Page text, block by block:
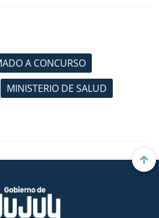
A CONCURSO
MINISTERIO DE SALUD